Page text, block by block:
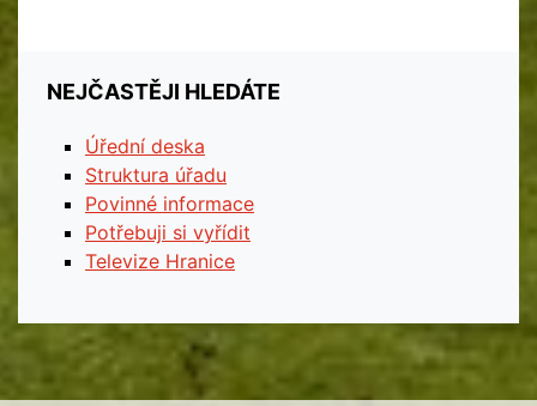
NEJČASTĚJI HLEDÁTE
Úřední deska
Struktura úřadu
Povinné informace
Potřebuji si vyřídit
Televize Hranice